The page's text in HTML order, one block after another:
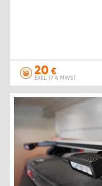
20 €
EXKL. 17 % MWST.